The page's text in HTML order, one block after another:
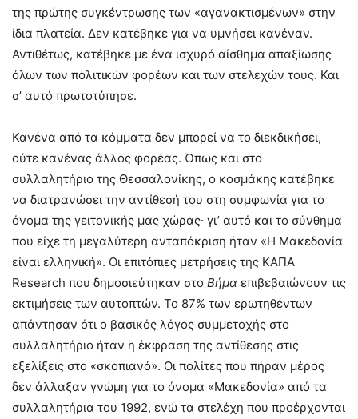
της πρώτης συγκέντρωσης των «αγανακτισμένων» στην
ίδια πλατεία. Δεν κατέβηκε για να υμνήσει κανέναν.
Αντιθέτως, κατέβηκε με ένα ισχυρό αίσθημα απαξίωσης
όλων των πολιτικών φορέων και των στελεχών τους. Και
σ’ αυτό πρωτοτύπησε.
Κανένα από τα κόμματα δεν μπορεί να το διεκδικήσει,
ούτε κανένας άλλος φορέας. Όπως και στο
συλλαλητήριο της Θεσσαλονίκης, ο κοσμάκης κατέβηκε
να διατρανώσει την αντίθεσή του στη συμφωνία για το
όνομα της γειτονικής μας χώρας∙ γι’ αυτό και το σύνθημα
που είχε τη μεγαλύτερη ανταπόκριση ήταν «Η Μακεδονία
είναι ελληνική». Οι επιτόπιες μετρήσεις της ΚΑΠΑ
Research που δημοσιεύτηκαν στο Βήμα επιβεβαιώνουν τις
εκτιμήσεις των αυτοπτών. Το 87% των ερωτηθέντων
απάντησαν ότι ο βασικός λόγος συμμετοχής στο
συλλαλητήριο ήταν η έκφραση της αντίθεσης στις
εξελίξεις στο «σκοπιανό». Οι πολίτες που πήραν μέρος
δεν άλλαξαν γνώμη για το όνομα «Μακεδονία» από τα
συλλαλητήρια του 1992, ενώ τα στελέχη που προέρχονται